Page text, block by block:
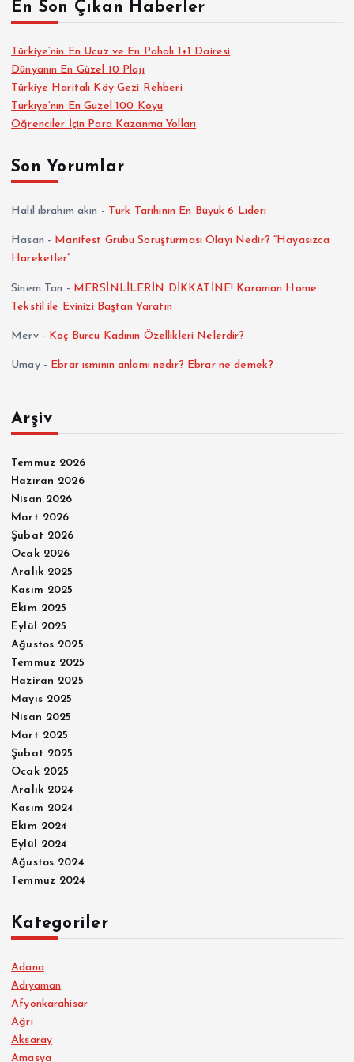
En Son Çıkan Haberler
Türkiye’nin En Ucuz ve En Pahalı 1+1 Dairesi
Dünyanın En Güzel 10 Plajı
Türkiye Haritalı Köy Gezi Rehberi
Türkiye’nin En Güzel 100 Köyü
Öğrenciler İçin Para Kazanma Yolları
Son Yorumlar
Halil ibrahim akın - Türk Tarihinin En Büyük 6 Lideri
Hasan - Manifest Grubu Soruşturması Olayı Nedir? “Hayasızca
Hareketler”
Sinem Tan - MERSİNLİLERİN DİKKATİNE! Karaman Home
Tekstil ile Evinizi Baştan Yaratın
Merv- Koç Burcu Kadının Özellikleri Nelerdir?
Umay- Ebrar isminin anlamı nedir? Ebrar ne demek?
Arşiv
Temmuz 2026
Haziran 2026
Nisan 2026
Mart 2026
Şubat 2026
Ocak 2026
Aralık 2025
Kasım 2025
Ekim 2025
Eylül 2025
Ağustos 2025
Temmuz 2025
Haziran 2025
Mayıs 2025
Nisan 2025
Mart 2025
Şubat 2025
Ocak 2025
Aralık 2024
Kasım 2024
Ekim 2024
Eylül 2024
Ağustos 2024
Temmuz 2024
Kategoriler
Adana
Adıyaman
Afyonkarahisar
Ağrı
Aksaray
Amasya